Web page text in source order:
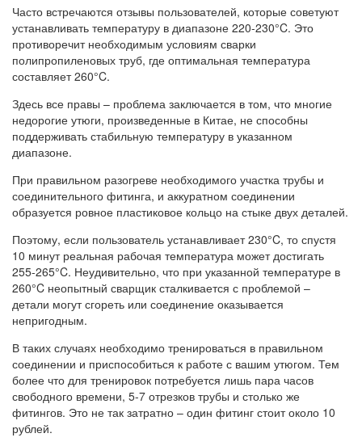
Часто встречаются отзывы пользователей, которые советуют
устанавливать температуру в диапазоне 220-230°C. Это
противоречит необходимым условиям сварки
полипропиленовых труб, где оптимальная температура
составляет 260°C.
Здесь все правы – проблема заключается в том, что многие
недорогие утюги, произведенные в Китае, не способны
поддерживать стабильную температуру в указанном
диапазоне.
При правильном разогреве необходимого участка трубы и
соединительного фитинга, и аккуратном соединении
образуется ровное пластиковое кольцо на стыке двух деталей.
Поэтому, если пользователь устанавливает 230°C, то спустя
10 минут реальная рабочая температура может достигать
255-265°C. Неудивительно, что при указанной температуре в
260°C неопытный сварщик сталкивается с проблемой –
детали могут сгореть или соединение оказывается
непригодным.
В таких случаях необходимо тренироваться в правильном
соединении и приспособиться к работе с вашим утюгом. Тем
более что для тренировок потребуется лишь пара часов
свободного времени, 5-7 отрезков трубы и столько же
фитингов. Это не так затратно – один фитинг стоит около 10
рублей.